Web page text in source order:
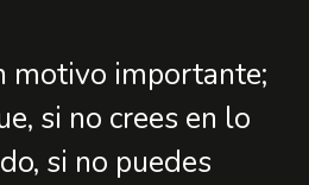
motivo importante;
si no crees en lo
si no puedes